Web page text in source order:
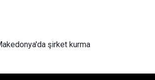
şirket kurma